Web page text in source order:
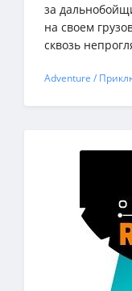
за
на своем
сквозь
Adventure /